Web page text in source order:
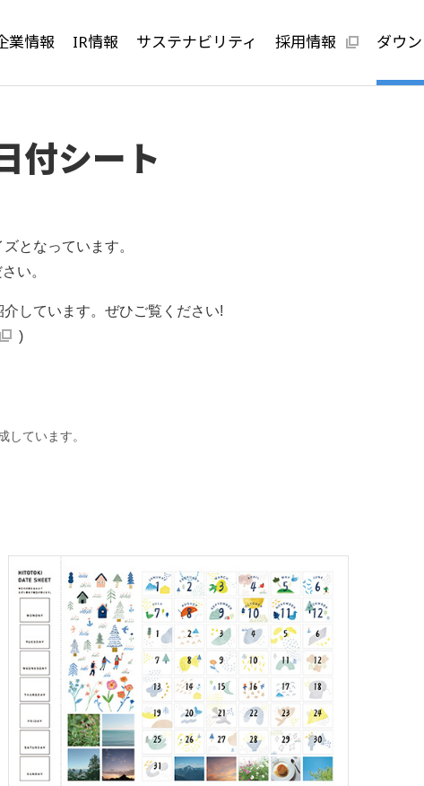
業情報 IR情報 サステナビリティ 採用情報 ダウ
付シート
となっています。
い。
しています。ぜひご覧ください!
)
しています。